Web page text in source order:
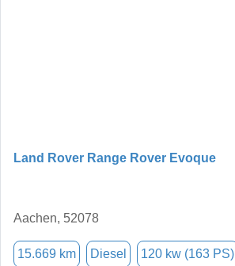
Land Rover Range Rover Evoque
Aachen, 52078
15.669 km Diesel 120 kw (163 PS)